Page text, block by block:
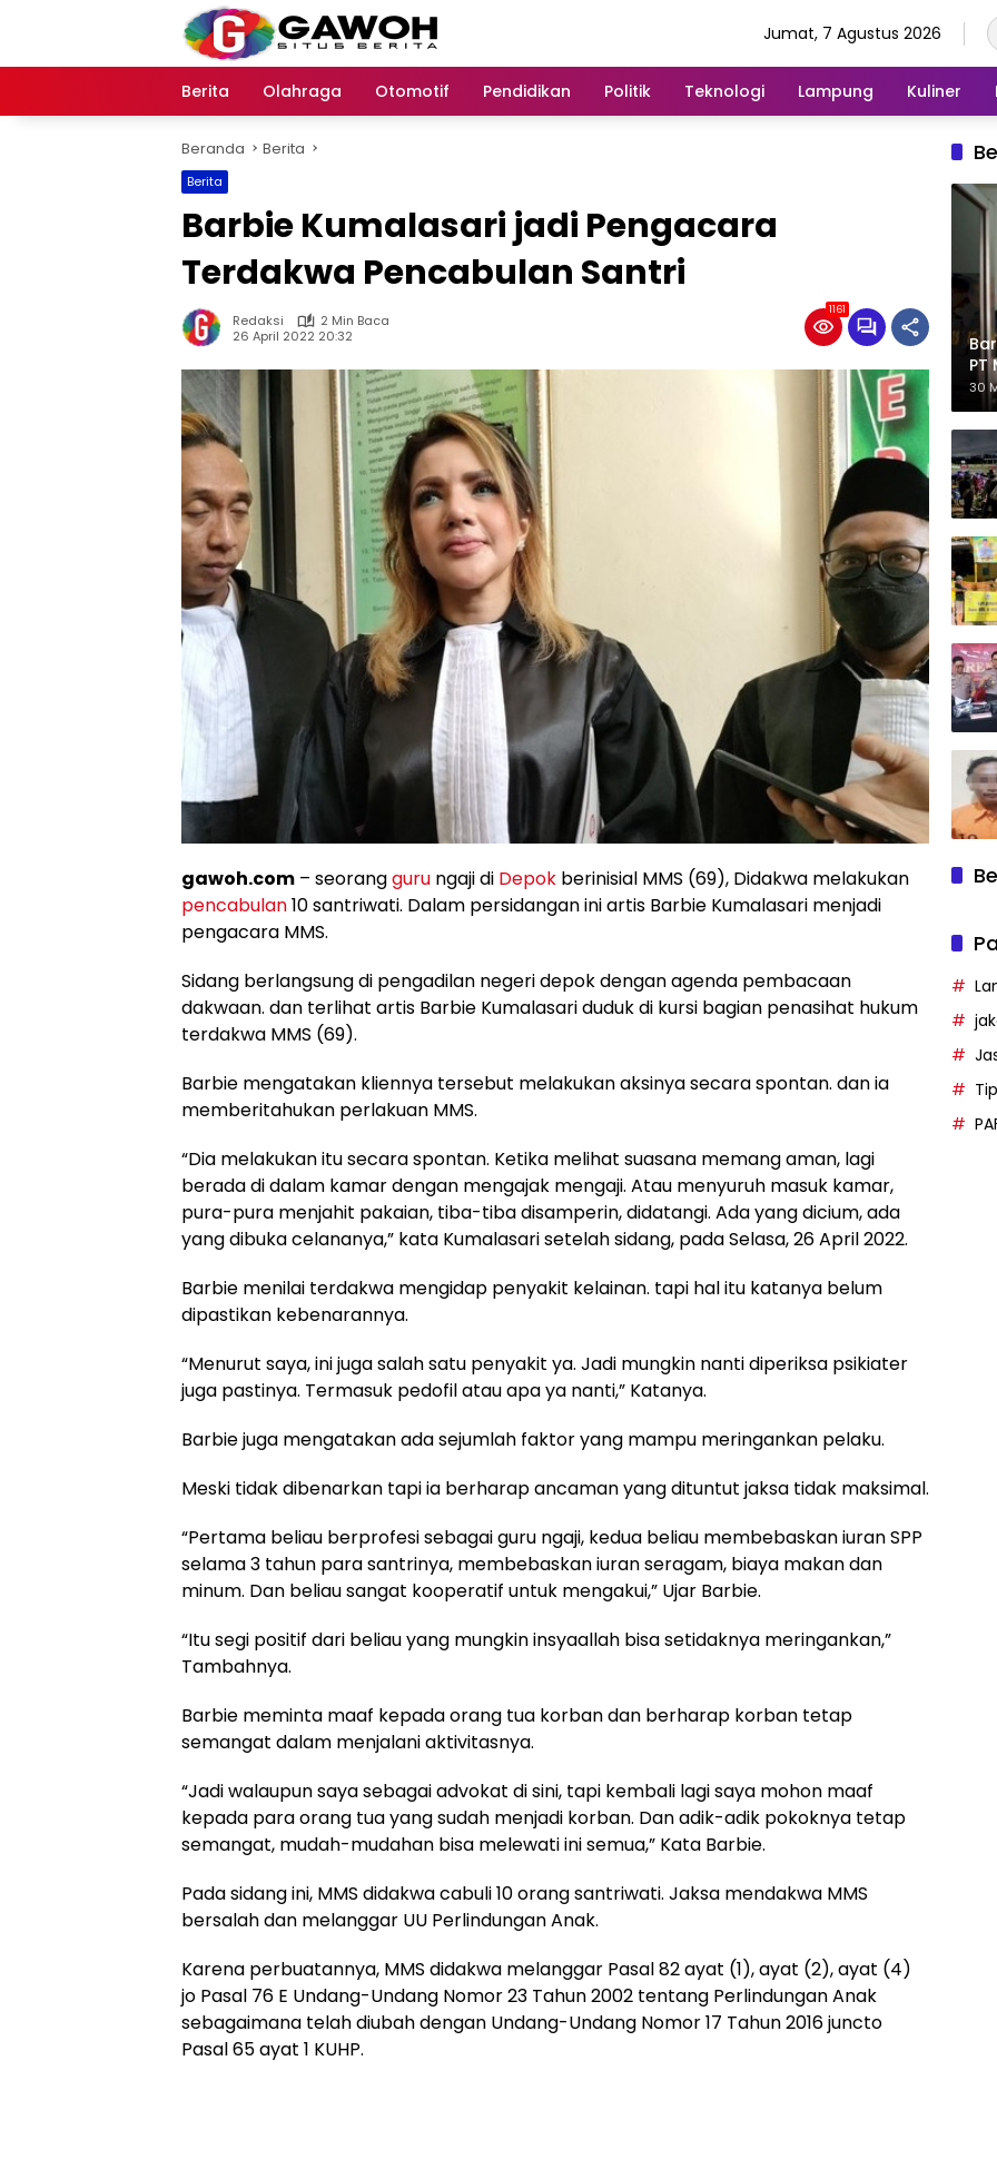
Jumat, 7 Agustus 2026
Berita Olahraga Otomotif Pendidikan Politik Teknologi Lampung Kuliner
Beranda Berita
Berita
Barbie Kumalasari jadi Pengacara
Terdakwa Pencabulan Santri
Redaksi
2 Min Baca
26 April 2022 20:32
1161
gawoh.com – seorangguru ngaji di Depok berinisial MMS (69), Didakwa melakukan
pencabulan10 santriwati. Dalam persidangan ini artis Barbie Kumalasari menjadi
pengacara MMS.
Sidang berlangsung di pengadilan negeri depok dengan agenda pembacaan
dakwaan. dan terlihat artis Barbie Kumalasari duduk di kursi bagian penasihat hukum
terdakwa MMS (69).
Barbie mengatakan kliennya tersebut melakukan aksinya secara spontan. dan ia
memberitahukan perlakuan MMS.
“Dia melakukan itu secara spontan. Ketika melihat suasana memang aman, lagi
berada di dalam kamar dengan mengajak mengaji. Atau menyuruh masuk kamar,
pura-pura menjahit pakaian, tiba-tiba disamperin, didatangi. Ada yang dicium, ada
yang dibuka celananya,” kata Kumalasari setelah sidang, pada Selasa, 26 April 2022.
Barbie menilai terdakwa mengidap penyakit kelainan. tapi hal itu katanya belum
dipastikan kebenarannya.
“Menurut saya, ini juga salah satu penyakit ya. Jadi mungkin nanti diperiksa psikiater
juga pastinya. Termasuk pedofil atau apa ya nanti,” Katanya.
Barbie juga mengatakan ada sejumlah faktor yang mampu meringankan pelaku.
Meski tidak dibenarkan tapi ia berharap ancaman yang dituntut jaksa tidak maksimal.
“Pertama beliau berprofesi sebagai guru ngaji, kedua beliau membebaskan iuran SPP
selama 3 tahun para santrinya, membebaskan iuran seragam, biaya makan dan
minum. Dan beliau sangat kooperatif untuk mengakui,” Ujar Barbie.
“Itu segi positif dari beliau yang mungkin insyaallah bisa setidaknya meringankan,”
Tambahnya.
Barbie meminta maaf kepada orang tua korban dan berharap korban tetap
semangat dalam menjalani aktivitasnya.
“Jadi walaupun saya sebagai advokat di sini, tapi kembali lagi saya mohon maaf
kepada para orang tua yang sudah menjadi korban. Dan adik-adik pokoknya tetap
semangat, mudah-mudahan bisa melewati ini semua,” Kata Barbie.
Pada sidang ini, MMS didakwa cabuli 10 orang santriwati. Jaksa mendakwa MMS
bersalah dan melanggar UU Perlindungan Anak.
Karena perbuatannya, MMS didakwa melanggar Pasal 82 ayat (1), ayat (2), ayat (4)
jo Pasal 76 E Undang-Undang Nomor 23 Tahun 2002 tentang Perlindungan Anak
sebagaimana telah diubah dengan Undang-Undang Nomor 17 Tahun 2016 juncto
Pasal 65 ayat 1 KUHP.
PT
30